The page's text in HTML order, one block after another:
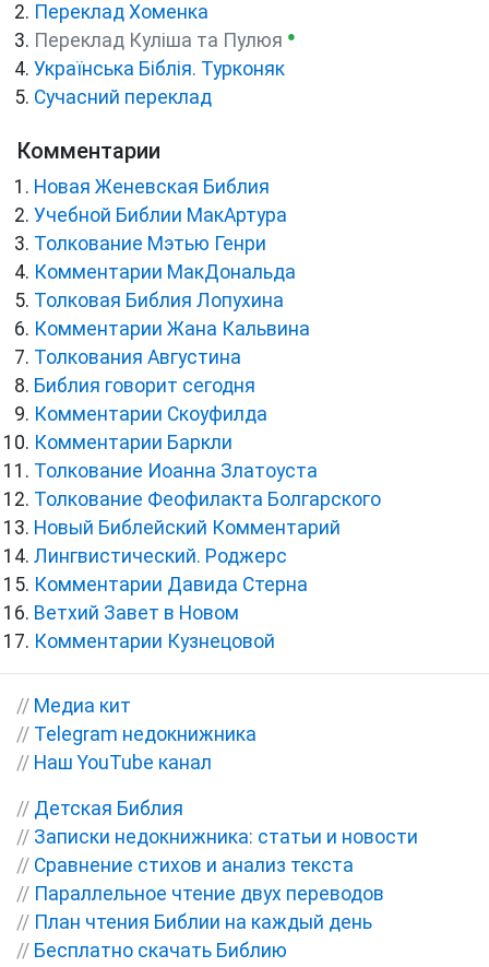
Переклад Хоменка
Переклад Куліша та Пулюя ●
Українська Біблія. Турконяк
Сучасний переклад
Комментарии
Новая Женевская Библия
Учебной Библии МакАртура
Толкование Мэтью Генри
Комментарии МакДональда
Толковая Библия Лопухина
Комментарии Жана Кальвина
Толкования Августина
Библия говорит сегодня
Комментарии Скоуфилда
Комментарии Баркли
Толкование Иоанна Златоуста
Толкование Феофилакта Болгарского
Новый Библейский Комментарий
Лингвистический. Роджерс
Комментарии Давида Стерна
Ветхий Завет в Новом
Комментарии Кузнецовой
// Медиа кит
// Telegram недокнижника
// Наш YouTube канал
// Детская Библия
// Записки недокнижника: статьи и новости
// Сравнение стихов и анализ текста
// Параллельное чтение двух переводов
// План чтения Библии на каждый день
// Бесплатно скачать Библию